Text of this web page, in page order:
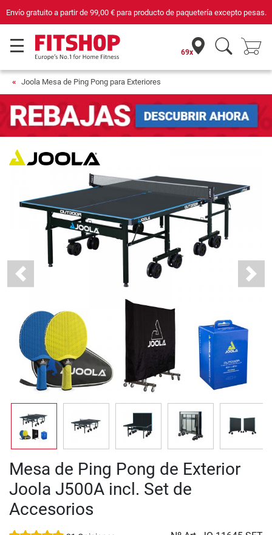
Compra con seguridad en Fitshop, comercio con sello de Confianza Online.
69x
Joola Mesa de Ping Pong para Exteriores
Previous Next
Mesa de Ping Pong de Exterior
Joola J500A incl. Set de
Accesorios